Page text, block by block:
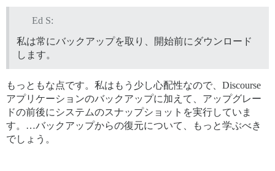
Ed S:
私は常にバックアップを取り、開始前にダウンロード
します。
もっともな点です。私はもう少し心配性なので、Discourse
アプリケーションのバックアップに加えて、アップグレー
ドの前後にシステムのスナップショットを実行していま
す。…バックアップからの復元について、もっと学ぶべき
でしょう。